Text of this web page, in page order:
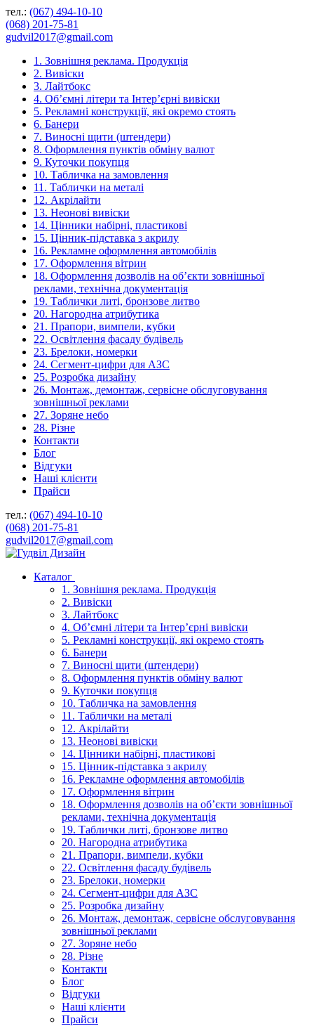
тел.: (067) 494-10-10
(068) 201-75-81
gudvil2017@gmail.com
1. Зовнішня реклама. Продукція
2. Вивіски
3. Лайтбокс
4. Об’ємні літери та Інтер’єрні вивіски
5. Рекламні конструкції, які окремо стоять
6. Банери
7. Виносні щити (штендери)
8. Оформлення пунктів обміну валют
9. Куточки покупця
10. Табличка на замовлення
11. Таблички на металі
12. Акрілайти
13. Неонові вивіски
14. Цінники набірні, пластикові
15. Цінник-підставка з акрилу
16. Рекламне оформлення автомобілів
17. Оформлення вітрин
18. Оформлення дозволів на об’єкти зовнішньої
реклами, технічна документація
19. Таблички литі, бронзове литво
20. Нагородна атрибутика
21. Прапори, вимпели, кубки
22. Освітлення фасаду будівель
23. Брелоки, номерки
24. Сегмент-цифри для АЗС
25. Розробка дизайну
26. Монтаж, демонтаж, сервісне обслуговування
зовнішньої реклами
27. Зоряне небо
28. Різне
Контакти
Блог
Відгуки
Наші клієнти
Прайси
тел.: (067) 494-10-10
(068) 201-75-81
gudvil2017@gmail.com
Каталог
1. Зовнішня реклама. Продукція
2. Вивіски
3. Лайтбокс
4. Об’ємні літери та Інтер’єрні вивіски
5. Рекламні конструкції, які окремо стоять
6. Банери
7. Виносні щити (штендери)
8. Оформлення пунктів обміну валют
9. Куточки покупця
10. Табличка на замовлення
11. Таблички на металі
12. Акрілайти
13. Неонові вивіски
14. Цінники набірні, пластикові
15. Цінник-підставка з акрилу
16. Рекламне оформлення автомобілів
17. Оформлення вітрин
18. Оформлення дозволів на об’єкти зовнішньої
реклами, технічна документація
19. Таблички литі, бронзове литво
20. Нагородна атрибутика
21. Прапори, вимпели, кубки
22. Освітлення фасаду будівель
23. Брелоки, номерки
24. Сегмент-цифри для АЗС
25. Розробка дизайну
26. Монтаж, демонтаж, сервісне обслуговування
зовнішньої реклами
27. Зоряне небо
28. Різне
Контакти
Блог
Відгуки
Наші клієнти
Прайси